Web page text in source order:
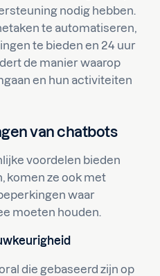
nodig hebben.
te automatiseren,
te bieden en 24 uur
de manier waarop
en hun activiteiten
van chatbots
voordelen bieden
komen ze ook met
waar
moeten houden.
die gebaseerd zijn op